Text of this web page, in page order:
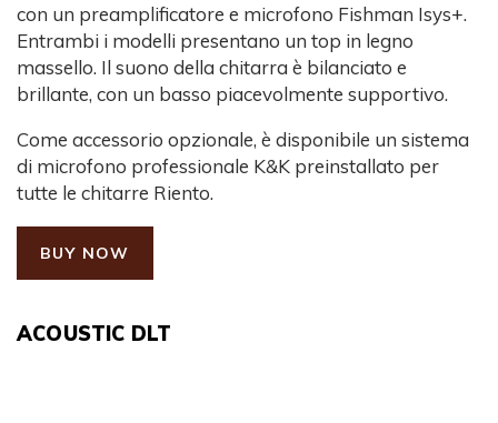
con un preamplificatore e microfono Fishman Isys+.
Entrambi i modelli presentano un top in legno
massello. Il suono della chitarra è bilanciato e
brillante, con un basso piacevolmente supportivo.
Come accessorio opzionale, è disponibile un sistema
di microfono professionale K&K preinstallato per
tutte le chitarre Riento.
BUY NOW
ACOUSTIC DLT